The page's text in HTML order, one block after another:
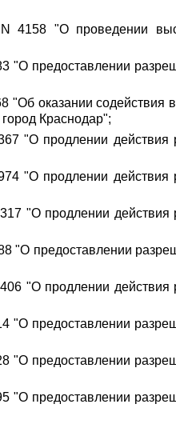
4158 "О проведении
"О предоставлении
"Об оказании содействия
Краснодар";
"О продлении действия
"О продлении действия
"О продлении
"О предоставлении
"О продлении
"О предоставлении
"О предоставлении
"О предоставлении